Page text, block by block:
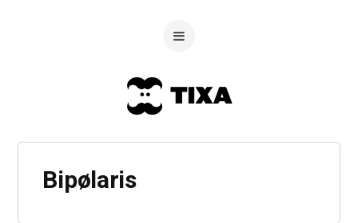
Bipølaris